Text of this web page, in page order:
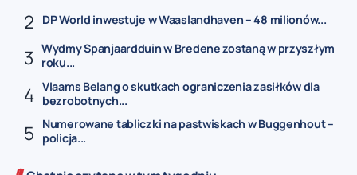
DP World inwestuje w Waaslandhaven – 48 milionów...
Wydmy Spanjaardduin w Bredene zostaną w przyszłym
roku...
Vlaams Belang o skutkach ograniczenia zasiłków dla
bezrobotnych...
Numerowane tabliczki na pastwiskach w Buggenhout –
policja...